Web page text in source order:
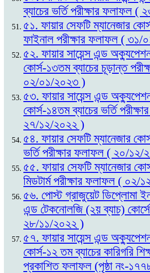
ব্যাচের ভর্তি পরীক্ষার ফলাফল
৫১. ফায়ার সেফটি ম্যানেজার
ফাইনাল পরীক্ষার ফলাফল (
৫২. ফায়ার সায়েন্স এন্ড
কোর্স-১৩তম ব্যাচের চূড়ান্ত
০২/০১/২০২৩ )
৫৩. ফায়ার সায়েন্স এন্ড
কোর্স-১৪তম ব্যাচের ভর্তি
২৭/১২/২০২২ )
৫৪. ফায়ার সেফটি ম্যানেজার
ভর্তি পরীক্ষার ফলাফল ( ২০/
৫৫. ফায়ার সেফটি ম্যানেজার
মিডটার্ম পরীক্ষার ফলাফল ( ০২/
৫৬. পোস্ট গ্রাজুয়েট ডিপ্লোমা ইন
এন্ড টেকনোলজি (২য় ব্যাচ)
২৮/১১/২০২২ )
৫৭. ফায়ার সায়েন্স এন্ড
কোর্স-১২ তম ব্যাচের কারিগরি
প্রকাশিত ফলাফল (পৃষ্ঠা নং-